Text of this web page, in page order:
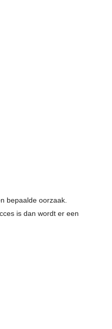
bepaalde oorzaak.
is dan wordt er een